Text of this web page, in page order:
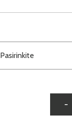
Pasirinkite
−